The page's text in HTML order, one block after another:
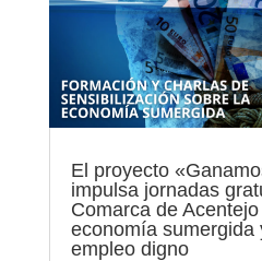
El proyecto
impulsa jornadas
Comarca de
economía sumergida
empleo digno